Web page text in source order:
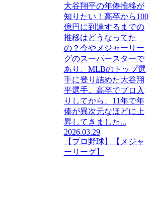
大谷翔平の年俸推移が
知りたい！高卒から100
億円に到達するまでの
推移はどうなってた
の？今やメジャーリー
グのスーパースターで
あり、MLBのトップ選
手に登り詰めた大谷翔
平選手。高卒でプロ入
りしてから、11年で年
俸が異次元なほどに上
昇してきました...
2026.03.29
【プロ野球】
【メジャ
ーリーグ】